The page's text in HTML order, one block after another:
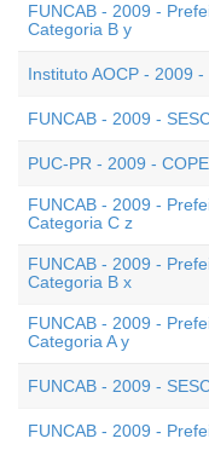
FUNCAB - 2009 -
Categoria B y
Instituto AOCP - 2009
FUNCAB - 2009 -
PUC-PR - 2009 -
FUNCAB - 2009 -
Categoria C z
FUNCAB - 2009 -
Categoria B x
FUNCAB - 2009 -
Categoria A y
FUNCAB - 2009 -
FUNCAB - 2009 -